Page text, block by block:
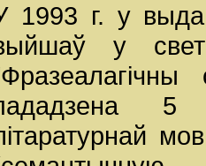
1993 г. у
у
5